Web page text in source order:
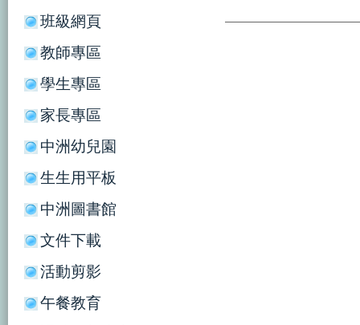
班級網頁
教師專區
學生專區
家長專區
中洲幼兒園
生生用平板
中洲圖書館
文件下載
活動剪影
午餐教育